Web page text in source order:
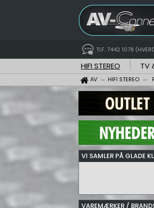
TLF. 7442 1078
HIFI STEREO TV
AV HIFI STEREO
VI SAMLER PÅ GLADE
VAREMÆRKER /